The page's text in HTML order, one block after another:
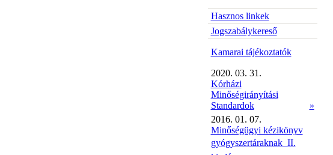
Hasznos linkek
Jogszabálykereső
Kamarai tájékoztatók
2020. 03. 31.
Kórházi
Minőségirányítási
Standardok
»
2016. 01. 07.
Minőségügyi kézikönyv
gyógyszertáraknak  II.